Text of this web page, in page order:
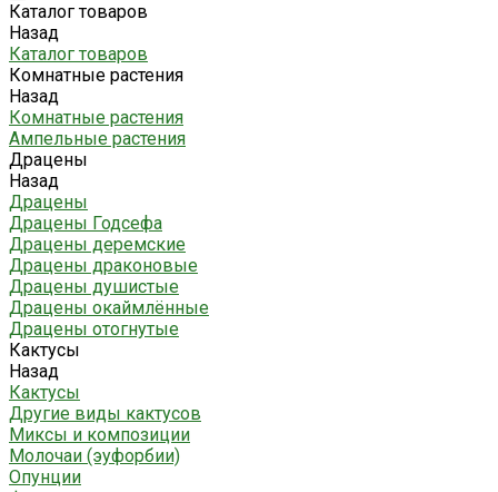
Каталог товаров
Назад
Каталог товаров
Комнатные растения
Назад
Комнатные растения
Ампельные растения
Драцены
Назад
Драцены
Драцены Годсефа
Драцены деремские
Драцены драконовые
Драцены душистые
Драцены окаймлённые
Драцены отогнутые
Кактусы
Назад
Кактусы
Другие виды кактусов
Миксы и композиции
Молочаи (эуфорбии)
Опунции